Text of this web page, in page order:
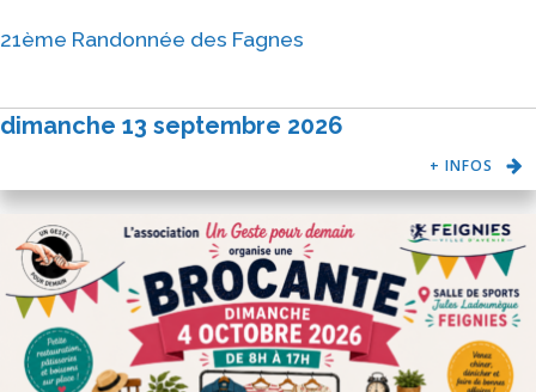
21ème Randonnée des Fagnes
dimanche 13 septembre 2026
+ INFOS